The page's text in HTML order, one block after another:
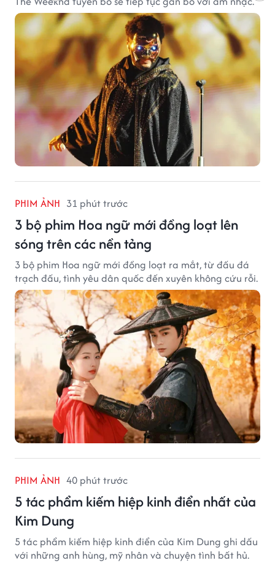
PHIM ẢNH 31 phút trước
3 bộ phim Hoa ngữ mới đồng loạt lên
sóng trên các nền tảng
3 bộ phim Hoa ngữ mới đồng loạt ra mắt, từ đấu đá
trạch đấu, tình yêu dân quốc đến xuyên không cứu rỗi.
PHIM ẢNH 40 phút trước
5 tác phẩm kiếm hiệp kinh điển nhất của
Kim Dung
5 tác phẩm kiếm hiệp kinh điển của Kim Dung ghi dấu
với những anh hùng, mỹ nhân và chuyện tình bất hủ.